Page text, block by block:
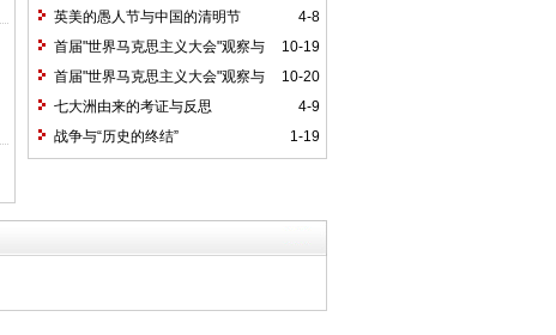
4-8
英美的愚人节与中国的清明节
10-19
首届"世界马克思主义大会"观察与
综述之二
10-20
首届"世界马克思主义大会"观察与
综述之三
4-9
七大洲由来的考证与反思
1-19
战争与“历史的终结”